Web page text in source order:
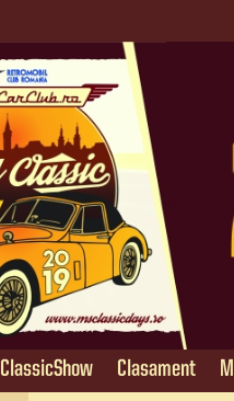
ClassicShow Clasament